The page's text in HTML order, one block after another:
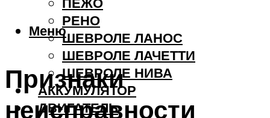
РЕНО
ШЕВРОЛЕ ЛАНОС
ШЕВРОЛЕ ЛАЧЕТТИ
ШЕВРОЛЕ НИВА
АККУМУЛЯТОР
ДВИГАТЕЛЬ
Меню
Признаки
неисправности